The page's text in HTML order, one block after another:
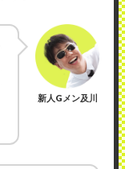
新人Gメン及川